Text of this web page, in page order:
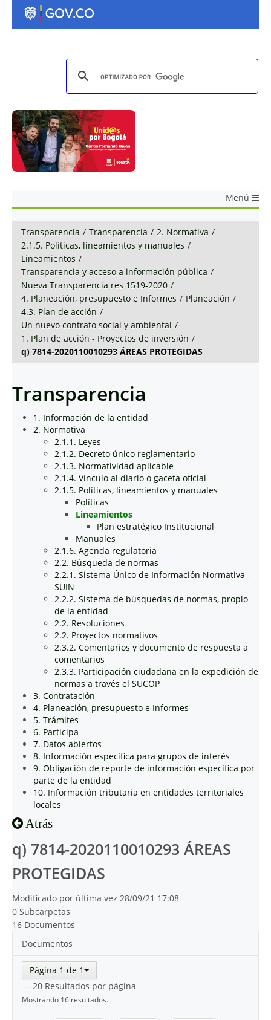
Menú
Transparencia / Transparencia / 2. Normativa /
2.1.5. Políticas, lineamientos y manuales /
Lineamientos /
Transparencia y acceso a información pública /
Nueva Transparencia res 1519-2020 /
4. Planeación, presupuesto e Informes / Planeación /
4.3. Plan de acción /
Un nuevo contrato social y ambiental /
1. Plan de acción - Proyectos de inversión /
q) 7814-2020110010293 ÁREAS PROTEGIDAS
Transparencia
1. Información de la entidad
2. Normativa
2.1.1. Leyes
2.1.2. Decreto único reglamentario
2.1.3. Normatividad aplicable
2.1.4. Vínculo al diario o gaceta oficial
2.1.5. Políticas, lineamientos y manuales
Políticas
Lineamientos
Plan estratégico Institucional
Manuales
2.1.6. Agenda regulatoria
2.2. Búsqueda de normas
2.2.1. Sistema Único de Información Normativa -
SUIN
2.2.2. Sistema de búsquedas de normas, propio
de la entidad
2.2. Resoluciones
2.2. Proyectos normativos
2.3.2. Comentarios y documento de respuesta a
comentarios
2.3.3. Participación ciudadana en la expedición de
normas a través el SUCOP
3. Contratación
4. Planeación, presupuesto e Informes
5. Trámites
6. Participa
7. Datos abiertos
8. Información específica para grupos de interés
9. Obligación de reporte de información específica por
parte de la entidad
10. Información tributaria en entidades territoriales
locales
Atrás
q) 7814-2020110010293 ÁREAS
PROTEGIDAS
Modificado por última vez 28/09/21 17:08
0 Subcarpetas
16 Documentos
Documentos
Página 1 de 1
— 20 Resultados por página
Mostrando 16 resultados.